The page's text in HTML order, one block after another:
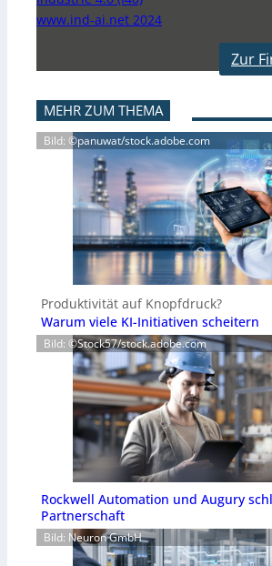
www.ind-ai.net 2024
Zur
MEHR ZUM THEMA
Bild: ©panuwat/stock.adobe.com
Produktivität auf Knopfdruck?
Warum viele KI-Initiativen scheitern
Bild: ©Stock57/stock.adobe.com
Rockwell Automation und Augury
Partnerschaft
Bild: Neuron GmbH